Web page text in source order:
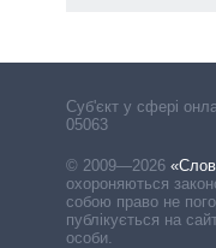
Cуб'єкт у сфері
05063
© 2009—2026
охороняються
собою право не
публікується на
особи.